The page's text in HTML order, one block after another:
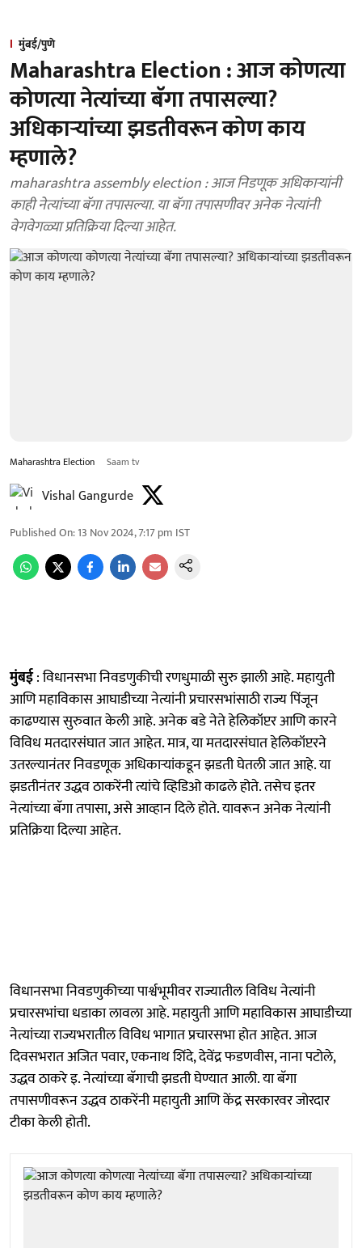
मुंबई/पुणे
Maharashtra Election : आज कोणत्या
कोणत्या नेत्यांच्या बॅगा तपासल्या?
अधिकाऱ्यांच्या झडतीवरून कोण काय
म्हणाले?
maharashtra assembly election : आज निडणूक अधिकाऱ्यांनी
काही नेत्यांच्या बॅगा तपासल्या. या बॅगा तपासणीवर अनेक नेत्यांनी
वेगवेगळ्या प्रतिक्रिया दिल्या आहेत.
Maharashtra Election Saam tv
Vishal Gangurde
Published On:13 Nov 2024, 7:17 pm IST
मुंबई: विधानसभा निवडणुकीची रणधुमाळी सुरु झाली आहे. महायुती
आणि महाविकास आघाडीच्या नेत्यांनी प्रचारसभांसाठी राज्य पिंजून
काढण्यास सुरुवात केली आहे. अनेक बडे नेते हेलिकॉप्टर आणि कारने
विविध मतदारसंघात जात आहेत. मात्र, या मतदारसंघात हेलिकॉप्टरने
उतरल्यानंतर निवडणूक अधिकाऱ्यांकडून झडती घेतली जात आहे. या
झडतीनंतर उद्धव ठाकरेंनी त्यांचे व्हिडिओ काढले होते. तसेच इतर
नेत्यांच्या बॅगा तपासा, असे आव्हान दिले होते. यावरून अनेक नेत्यांनी
प्रतिक्रिया दिल्या आहेत.
विधानसभा निवडणुकीच्या पार्श्वभूमीवर राज्यातील विविध नेत्यांनी
प्रचारसभांचा धडाका लावला आहे. महायुती आणि महाविकास आघाडीच्या
नेत्यांच्या राज्यभरातील विविध भागात प्रचारसभा होत आहेत. आज
दिवसभरात अजित पवार, एकनाथ शिंदे, देवेंद्र फडणवीस, नाना पटोले,
उद्धव ठाकरे इ. नेत्यांच्या बॅगाची झडती घेण्यात आली. या बॅगा
तपासणीवरून उद्धव ठाकरेंनी महायुती आणि केंद्र सरकारवर जोरदार
टीका केली होती.